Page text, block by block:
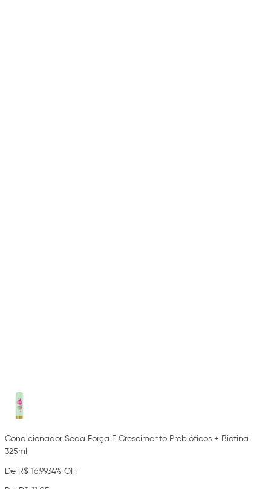
Condicionador Seda Força E Crescimento Prebióticos + Biotina
325ml
De R$ 16,9934% OFF